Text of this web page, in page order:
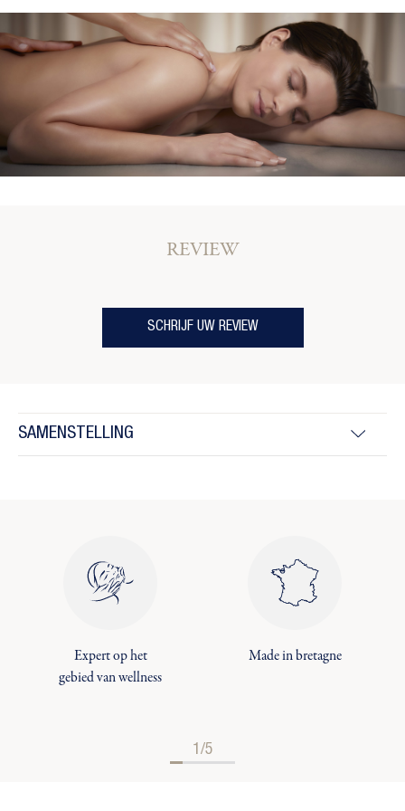
Toevoegen aan Verlanglijst ×
add_circle_outline Create new list
Maak een verlanglijst ×
Verlanglijst naam
Annuleren Maak een verlanglijst
Inloggen ×
U moet ingelogd zijn om producten in uw
verlanglijst op te slaan.
Annuleren Inloggen
REVIEW
SCHRIJF UW REVIEW
SAMENSTELLING
Expert op het
gebied van wellness
Made in bretagne
1/5